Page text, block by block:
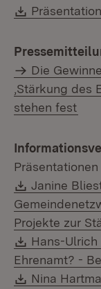
Download:
Präsentation
Die
‚Stärkung des
stehen fest
Download:
Janine
Projekte zur
Download:
Hans-
Ehrenamt? -
Download:
Nina